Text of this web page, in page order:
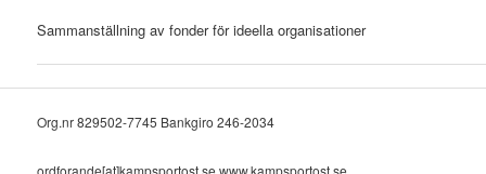
Sammanställning av fonder för ideella organisationer
Org.nr 829502-7745 Bankgiro 246-2034